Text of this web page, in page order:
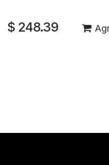
$ 248.39